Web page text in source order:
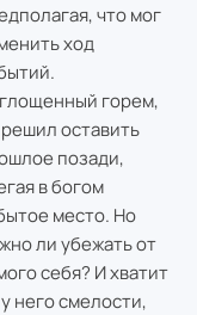
что мог
ход
горем,
оставить
позади,
в богом
место. Но
ли убежать от
себя? И хватит
него смелости,